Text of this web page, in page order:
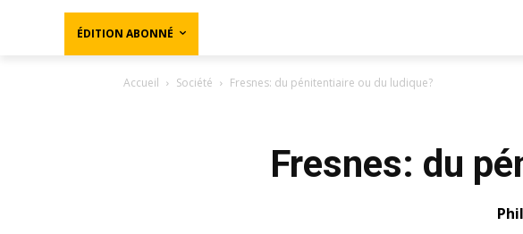
ÉDITION ABONNÉ
Accueil Société Fresnes: du pénitentiaire ou du ludique?
Fresnes: du